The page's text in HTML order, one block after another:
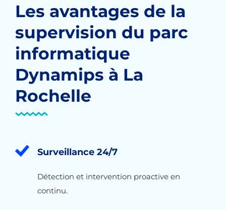
Les avantages de la
supervision du parc
informatique
Dynamips à La
Rochelle
Surveillance 24/7
Détection et intervention proactive en
continu.